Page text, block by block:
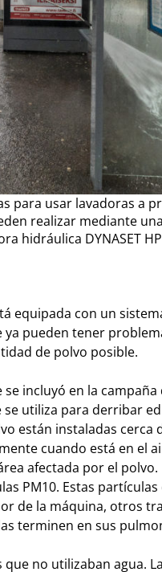
para usar lavadoras a
realizar mediante
hidráulica DYNASET
equipada con un
pueden tener
de polvo posible.
incluyó en la
utiliza para derribar
están instaladas cerca
cuando está en el
afectada por el
PM10. Estas
de la máquina, otros
terminen en sus
no utilizaban agua.